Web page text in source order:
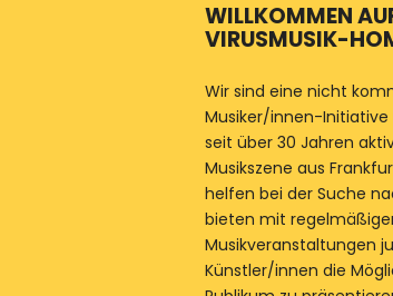
WILLKOMMEN
VIRUSMUSIK-
Wir sind eine nicht
Musiker/innen-
seit über 30 Jahren
Musikszene aus
helfen bei der Suche
bieten mit
Musikveranstaltungen
Künstler/innen die